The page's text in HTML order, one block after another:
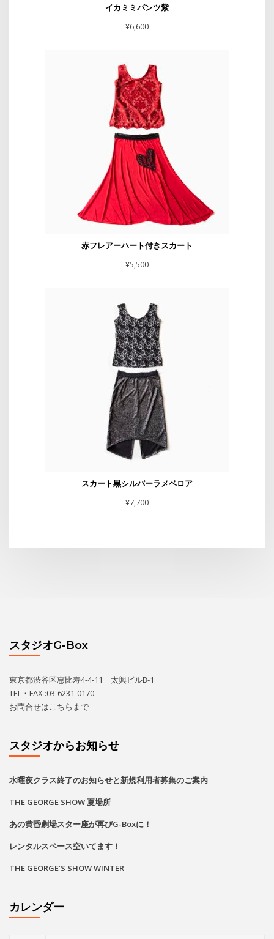
イカミミパンツ紫
¥6,600
赤フレアーハート付きスカート
¥5,500
スカート黒シルバーラメベロア
¥7,700
スタジオG-Box
東京都渋谷区恵比寿4-4-11 太興ビルB-1
TEL・FAX :03-6231-0170
お問合せはこちら まで
スタジオからお知らせ
水曜夜クラス終了のお知らせと新規利用者募集のご案内
THE GEORGE SHOW 夏場所
あの黄昏劇場スター座が再びG-Boxに！
レンタルスペース空いてます！
THE GEORGE’S SHOW WINTER
カレンダー